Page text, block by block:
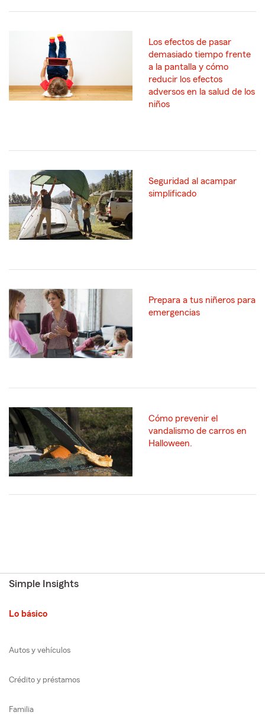
Los efectos de pasar
demasiado tiempo frente
a la pantalla y cómo
reducir los efectos
adversos en la salud de los
niños
Seguridad al acampar
simplificado
Prepara a tus niñeros para
emergencias
Cómo prevenir el
vandalismo de carros en
Halloween.
Simple Insights
Lo básico
Autos y vehículos
Crédito y préstamos
Familia